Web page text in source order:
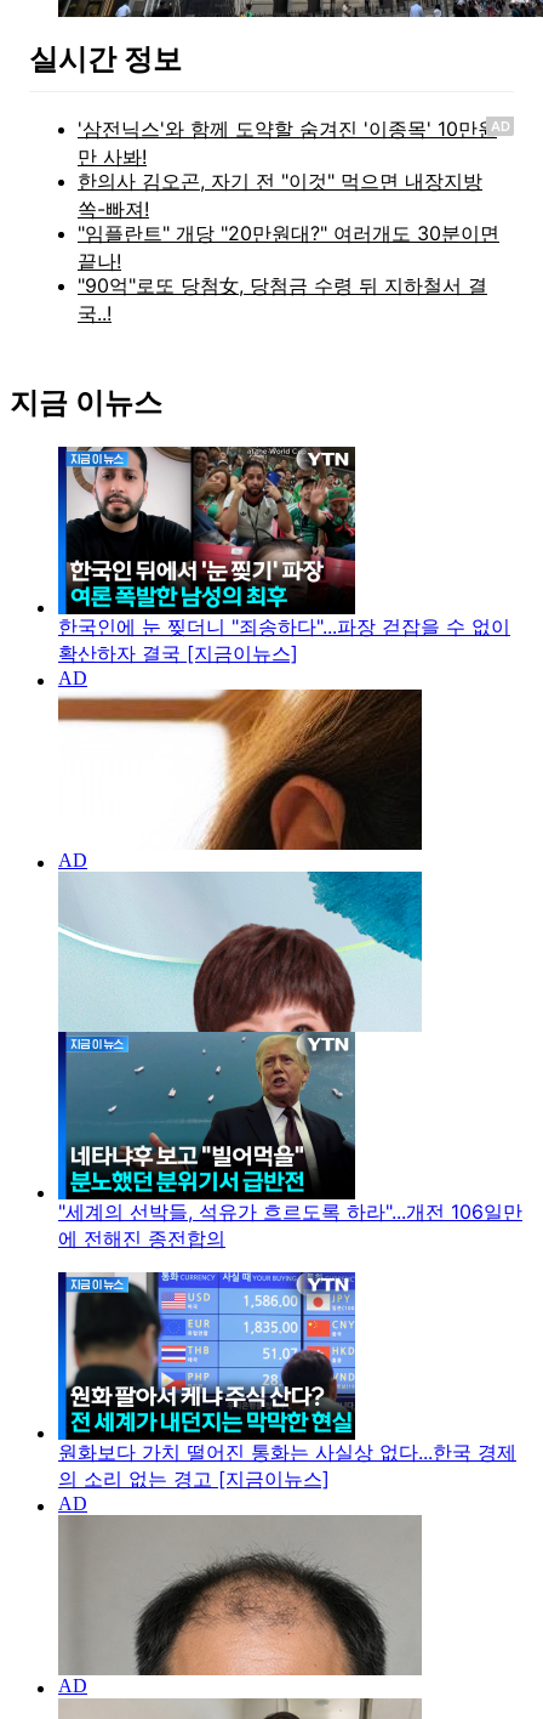
실시간 정보
AD
지금 이뉴스
한국인에 눈 찢더니 "죄송하다"...파장 걷잡을 수 없이
확산하자 결국 [지금이뉴스]
"세계의 선박들, 석유가 흐르도록 하라"...개전 106일만
에 전해진 종전합의
원화보다 가치 떨어진 통화는 사실상 없다...한국 경제
의 소리 없는 경고 [지금이뉴스]